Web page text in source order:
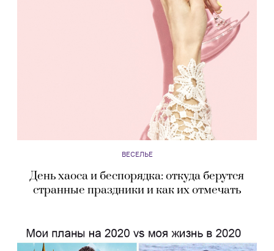
ВЕСЕЛЬЕ
День хаоса и беспорядка: откуда берутся
странные праздники и как их отмечать